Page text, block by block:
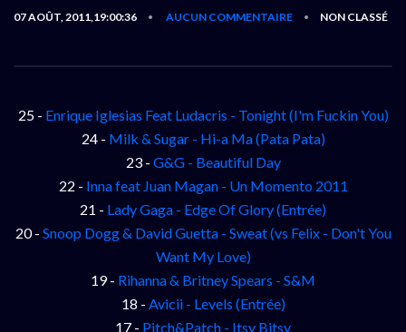
07 AOÛT, 2011,19:00:36 • AUCUN COMMENTAIRE • NON CLASSÉ
25 - Enrique Iglesias Feat Ludacris - Tonight (I'm Fuckin You)
24 - Milk & Sugar - Hi-a Ma (Pata Pata)
23 - G&G - Beautiful Day
22 - Inna feat Juan Magan - Un Momento 2011
21 - Lady Gaga - Edge Of Glory (Entrée)
20 - Snoop Dogg & David Guetta - Sweat (vs Felix - Don't You
Want My Love)
19 - Rihanna & Britney Spears - S&M
18 - Avicii - Levels (Entrée)
17 - Pitch&Patch - Itsy Bitsy